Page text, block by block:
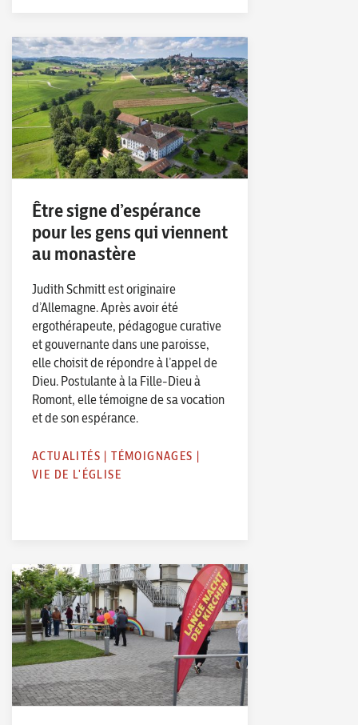
Être signe d’espérance
pour les gens qui viennent
au monastère
Judith Schmitt est originaire
d’Allemagne. Après avoir été
ergothérapeute, pédagogue curative
et gouvernante dans une paroisse,
elle choisit de répondre à l’appel de
Dieu. Postulante à la Fille-Dieu à
Romont, elle témoigne de sa vocation
et de son espérance.
ACTUALITÉS |TÉMOIGNAGES |
VIE DE L'ÉGLISE